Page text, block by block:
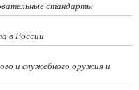
стандарты
в России
и служебного оружия и